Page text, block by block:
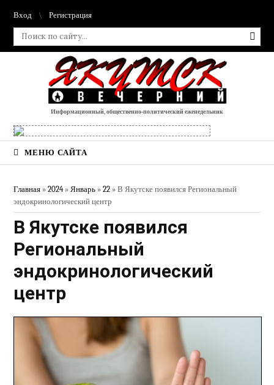
Вход Регистрация
Информационный, общественно-политический еженедельник
МЕНЮ САЙТА
Главная »2024 » Январь » 22 » В Якутске появился Региональный
эндокринологический центр
В Якутске появился
Региональный
эндокринологический
центр